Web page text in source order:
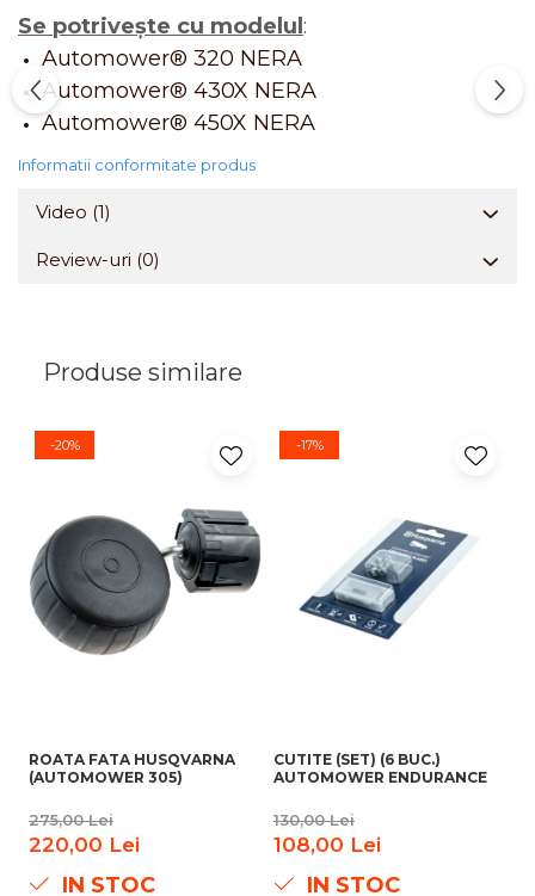
Se potriveşte cu modelul:
Automower® 320 NERA
Automower® 430X NERA
Automower® 450X NERA
Informatii conformitate produs
Video (1)
Review-uri (0)
Produse similare
-20%
ROATA FATA HUSQVARNA
(AUTOMOWER 305)
275,00 Lei
220,00 Lei
IN STOC
-17%
CUTITE (SET) (6 BUC.)
AUTOMOWER ENDURANCE
130,00 Lei
108,00 Lei
IN STOC